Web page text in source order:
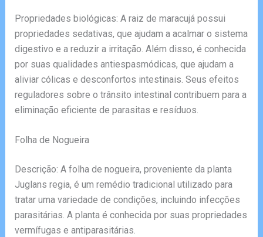
Propriedades biológicas: A raiz de maracujá possui
propriedades sedativas, que ajudam a acalmar o sistema
digestivo e a reduzir a irritação. Além disso, é conhecida
por suas qualidades antiespasmódicas, que ajudam a
aliviar cólicas e desconfortos intestinais. Seus efeitos
reguladores sobre o trânsito intestinal contribuem para a
eliminação eficiente de parasitas e resíduos.
Folha de Nogueira
Descrição: A folha de nogueira, proveniente da planta
Juglans regia, é um remédio tradicional utilizado para
tratar uma variedade de condições, incluindo infecções
parasitárias. A planta é conhecida por suas propriedades
vermífugas e antiparasitárias.